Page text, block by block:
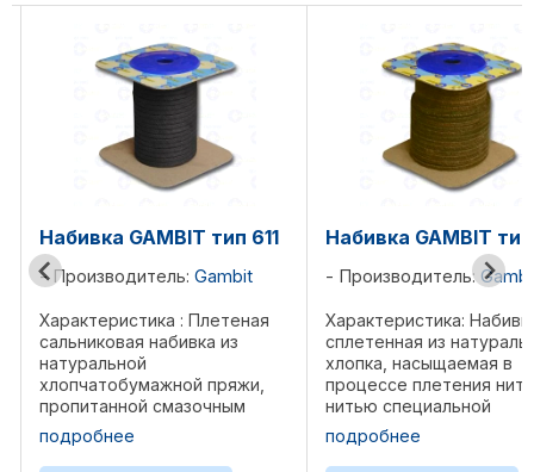
Набивка GAMBIT тип 611
Производитель: Gambit
Характеристика : Плетеная
сальниковая набивка из
натуральной
хлопчатобумажной пряжи,
пропитанной смазочным
составом на основе смазок и
минеральных масел с
подробнее
Набивка GAMBIT тип
Производитель:
Характеристика:
сплетенная из
хлопка, насыщаемая в
процессе плетения
нитью специальной
пропиткой на основе
Пропитка выполняет
подробнее